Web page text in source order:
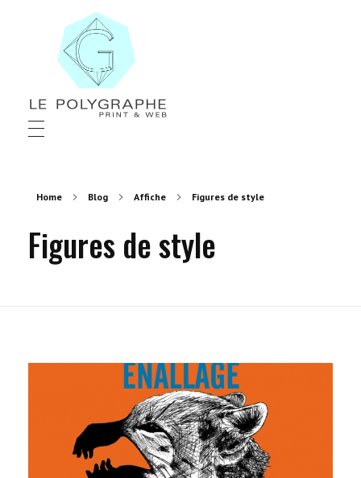
Le Polygraphe
Print & Web
Home Blog Affiche Figures de style
Figures de style